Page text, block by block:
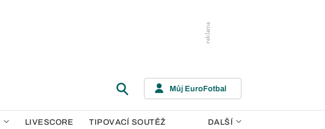
Můj EuroFotbal
LIVESCORE TIPOVACÍ SOUTĚŽ DALŠÍ